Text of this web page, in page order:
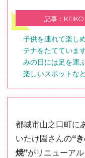
記事：KEIKO
子供を連れて楽し
テナをたてていま
みの日には足を運
楽しいスポットな
都城市山之口町に
いたけ園さんの“
焼”がリニューアル